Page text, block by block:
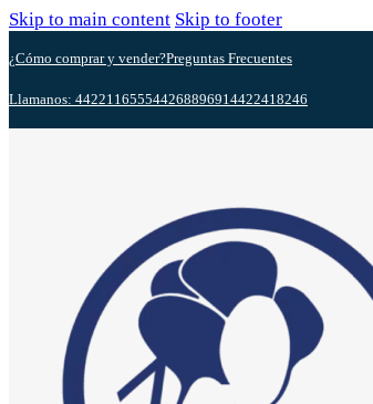
Skip to main content Skip to footer
¿Cómo comprar y vender?Preguntas Frecuentes
Llamanos: 442211655544268896914422418246